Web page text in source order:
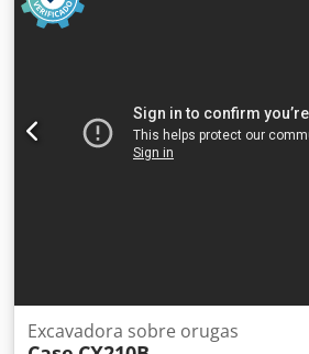
Excavadora sobre orugas